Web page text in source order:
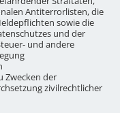
Antiterrorlisten, die
sowie die
und der
und andere
Zwecken der
zivilrechtlicher